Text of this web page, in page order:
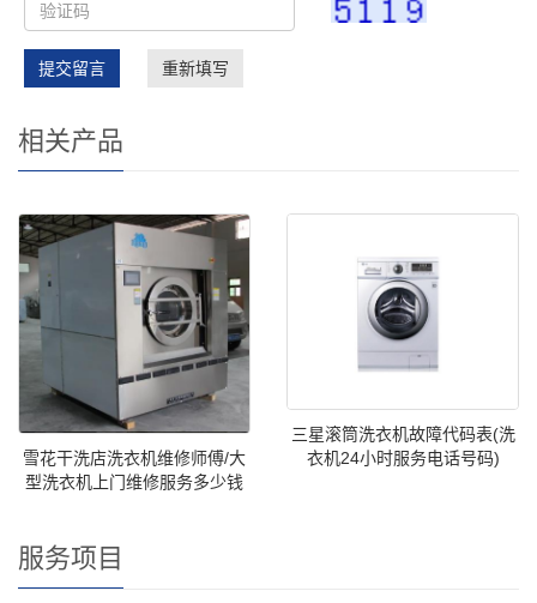
提交留言 重新填写
相关产品
雪花干洗店洗衣机维修师傅/大
型洗衣机上门维修服务多少钱
三星滚筒洗衣机故障代码表(洗
衣机24小时服务电话号码)
服务项目